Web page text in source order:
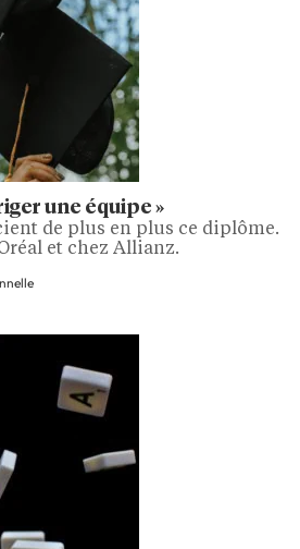
une équipe »
de plus en plus ce diplôme.
et chez Allianz.